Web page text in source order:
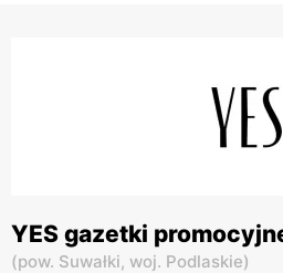
YES gazetki
(pow. Suwałki, woj. Podlaskie)